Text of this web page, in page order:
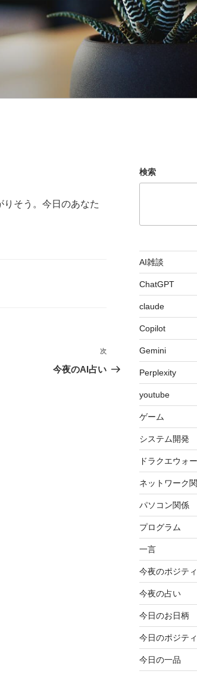
そう。今日のあなた
次
の
次
今夜のAI占い
検索
AI雑談
ChatGPT
claude
Copilot
Gemini
Perplexity
youtube
ゲーム
システム開発
ドラクエウォ
ネットワーク
パソコン関係
プログラム
一言
今夜のポジテ
今夜の占い
今日のお日柄
今日のポジテ
今日の一品